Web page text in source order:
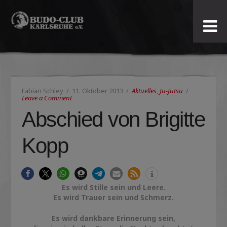
Budo-
Club
Karlsruhe
e.V.
Fabian Schley 11. Oktober 2013 Aktuelles, Ju-Jutsu
Leave a Comment
Abschied von Brigitte
Kopp
Es wird Stille sein und Leere.
Es wird Trauer sein und Schmerz.
Es wird dankbare Erinnerung sein,